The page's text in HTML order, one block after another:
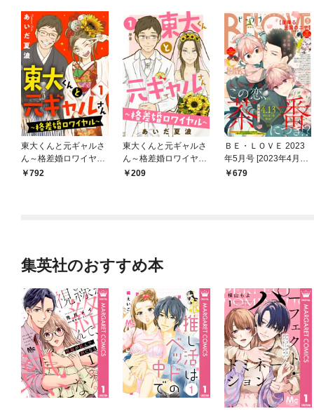
東大くんと元ギャルさ
ん～格差婚ロワイヤル
～（１）
792
東大くんと元ギャルさ
ん～格差婚ロワイヤル
～ 分冊版（１）
209
ＢＥ・ＬＯＶＥ 2023
年5月号 [2023年4月1
日発売]
679
集英社のおすすめ本